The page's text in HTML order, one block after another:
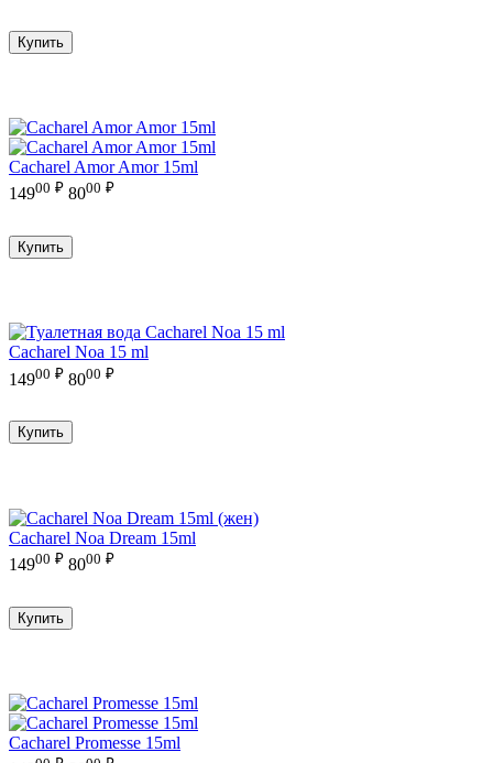
Купить
Cacharel Amor Amor 15ml
14900 ₽ 8000 ₽
Купить
Cacharel Noa 15 ml
14900 ₽ 8000 ₽
Купить
Cacharel Noa Dream 15ml
14900 ₽ 8000 ₽
Купить
Cacharel Promesse 15ml